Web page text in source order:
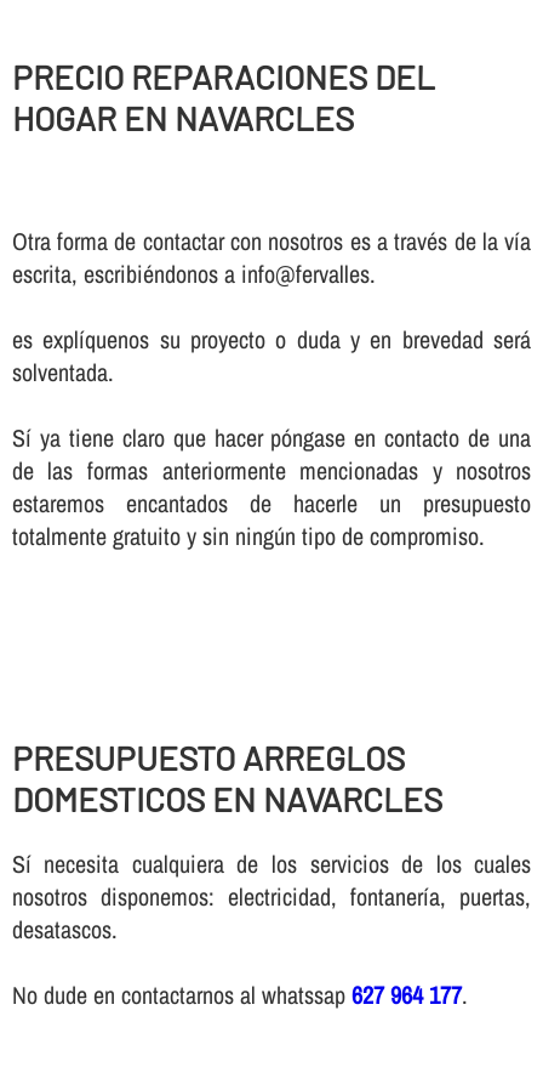
PRECIO REPARACIONES DEL
HOGAR EN NAVARCLES
Otra forma de contactar con nosotros es a través de la vía
escrita, escribiéndonos a info@fervalles.
es explíquenos su proyecto o duda y en brevedad será
solventada.
Sí ya tiene claro que hacer póngase en contacto de una
de las formas anteriormente mencionadas y nosotros
estaremos encantados de hacerle un presupuesto
totalmente gratuito y sin ningún tipo de compromiso.
PRESUPUESTO ARREGLOS
DOMESTICOS EN NAVARCLES
Sí necesita cualquiera de los servicios de los cuales
nosotros disponemos: electricidad, fontanería, puertas,
desatascos.
No dude en contactarnos al whatssap627 964 177.